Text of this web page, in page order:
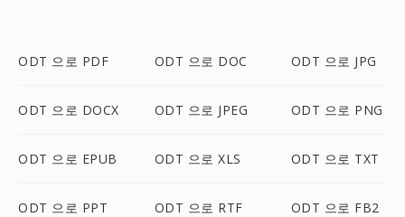
ODT 으로 PDF ODT 으로 DOC ODT 으로 JPG
ODT 으로 DOCX ODT 으로 JPEG ODT 으로 PNG
ODT 으로 EPUB ODT 으로 XLS ODT 으로 TXT
ODT 으로 PPT ODT 으로 RTF ODT 으로 FB2